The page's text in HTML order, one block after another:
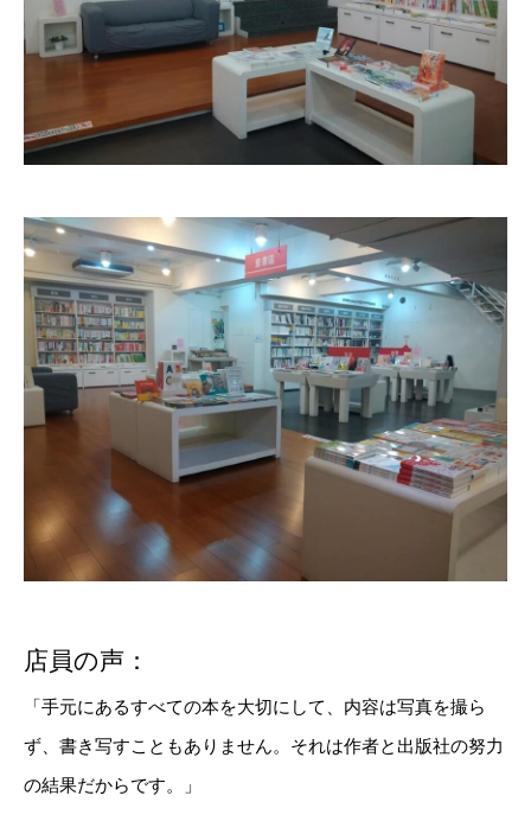
店員の声：
「手元にあるすべての本を大切にして、内容は写真を撮ら
ず、書き写すこともありません。それは作者と出版社の努力
の結果だからです。」